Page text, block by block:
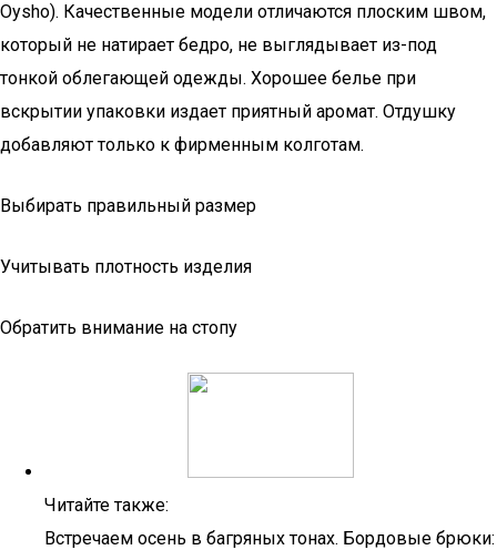
Oysho). Качественные модели отличаются плоским швом,
который не натирает бедро, не выглядывает из-под
тонкой облегающей одежды. Хорошее белье при
вскрытии упаковки издает приятный аромат. Отдушку
добавляют только к фирменным колготам.
Выбирать правильный размер
Учитывать плотность изделия
Обратить внимание на стопу
Читайте также:
Встречаем осень в багряных тонах. Бордовые брюки: